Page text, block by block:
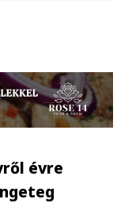
évre